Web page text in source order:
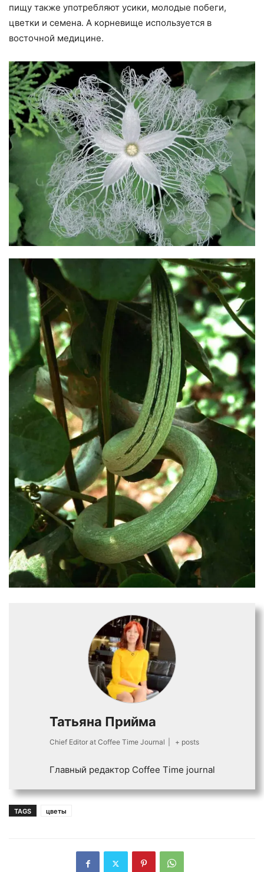
пищу также употребляют усики, молодые побеги,
цветки и семена. А корневище используется в
восточной медицине.
Татьяна Прийма
Chief Editor at Coffee Time Journal + posts
Главный редактор Coffee Time journal
TAGS цветы